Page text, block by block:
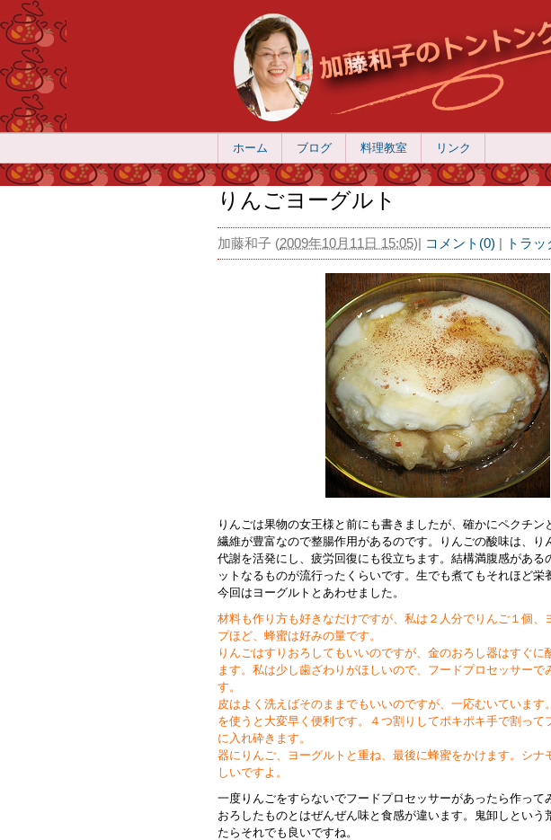
ホーム ブログ 料理教室 リンク
りんごヨーグルト
加藤和子 (2009年10月11日 15:05)| コメント(0) | トラ
りんごは果物の女王様と前にも書きましたが、確かにペクチン
繊維が豊富なので整腸作用があるのです。りんごの酸味は、り
代謝を活発にし、疲労回復にも役立ちます。結構満腹感がある
ットなるものが流行ったくらいです。生でも煮てもそれほど栄
今回はヨーグルトとあわせました。
材料も作り方も好きなだけですが、私は２人分でりんご１個、
プほど、蜂蜜は好みの量です。
りんごはすりおろしてもいいのですが、金のおろし器はすぐに
ます。私は少し歯ざわりがほしいので、フードプロセッサーで
す。
皮はよく洗えばそのままでもいいのですが、一応むいています
を使うと大変早く便利です。４つ割りしてポキポキ手で割って
に入れ砕きます。
器にりんご、ヨーグルトと重ね、最後に蜂蜜をかけます。シナ
しいですよ。
一度りんごをすらないでフードプロセッサーがあったら作って
おろしたものとはぜんぜん味と食感が違います。鬼卸しという
たらそれでも良いですね。